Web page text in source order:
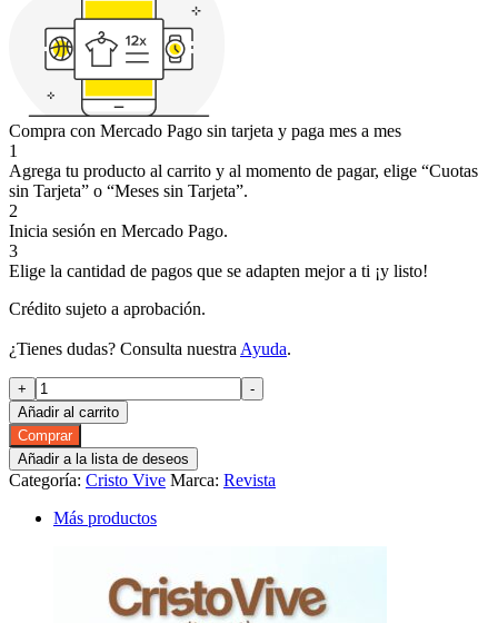
Compra con Mercado Pago sin tarjeta y paga mes a mes
1
Agrega tu producto al carrito y al momento de pagar, elige “Cuotas
sin Tarjeta” o “Meses sin Tarjeta”.
2
Inicia sesión en Mercado Pago.
3
Elige la cantidad de pagos que se adapten mejor a ti ¡y listo!
Crédito sujeto a aprobación.
¿Tienes dudas? Consulta nuestra Ayuda.
+ Cristo
Vive
¡Aleluia!
#259
DIGITAL
(NOV
cantidad
-
Añadir al carrito
Comprar
Añadir a la lista de deseos
Categoría: Cristo Vive Marca: Revista
Más productos